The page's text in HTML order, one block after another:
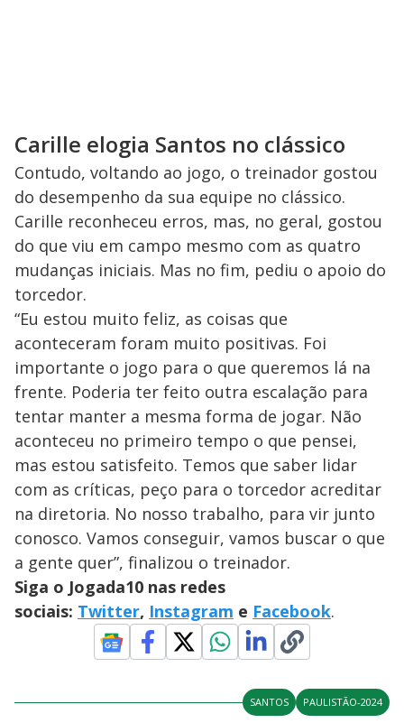
Carille elogia Santos no clássico
Contudo, voltando ao jogo, o treinador gostou
do desempenho da sua equipe no clássico.
Carille reconheceu erros, mas, no geral, gostou
do que viu em campo mesmo com as quatro
mudanças iniciais. Mas no fim, pediu o apoio do
torcedor.
“Eu estou muito feliz, as coisas que
aconteceram foram muito positivas. Foi
importante o jogo para o que queremos lá na
frente. Poderia ter feito outra escalação para
tentar manter a mesma forma de jogar. Não
aconteceu no primeiro tempo o que pensei,
mas estou satisfeito. Temos que saber lidar
com as críticas, peço para o torcedor acreditar
na diretoria. No nosso trabalho, para vir junto
conosco. Vamos conseguir, vamos buscar o que
a gente quer”, finalizou o treinador.
Siga o Jogada10 nas redes
sociais: Twitter, Instagram e Facebook.
SANTOS PAULISTÃO-2024